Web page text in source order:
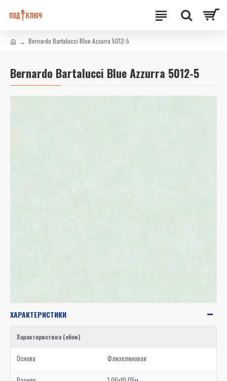
Bernardo Bartalucci Blue Azzurra 5012-5
Bernardo Bartalucci Blue Azzurra 5012-5
ХАРАКТЕРИСТИКИ
Характеристика (обои)
Основа Флизелиновая